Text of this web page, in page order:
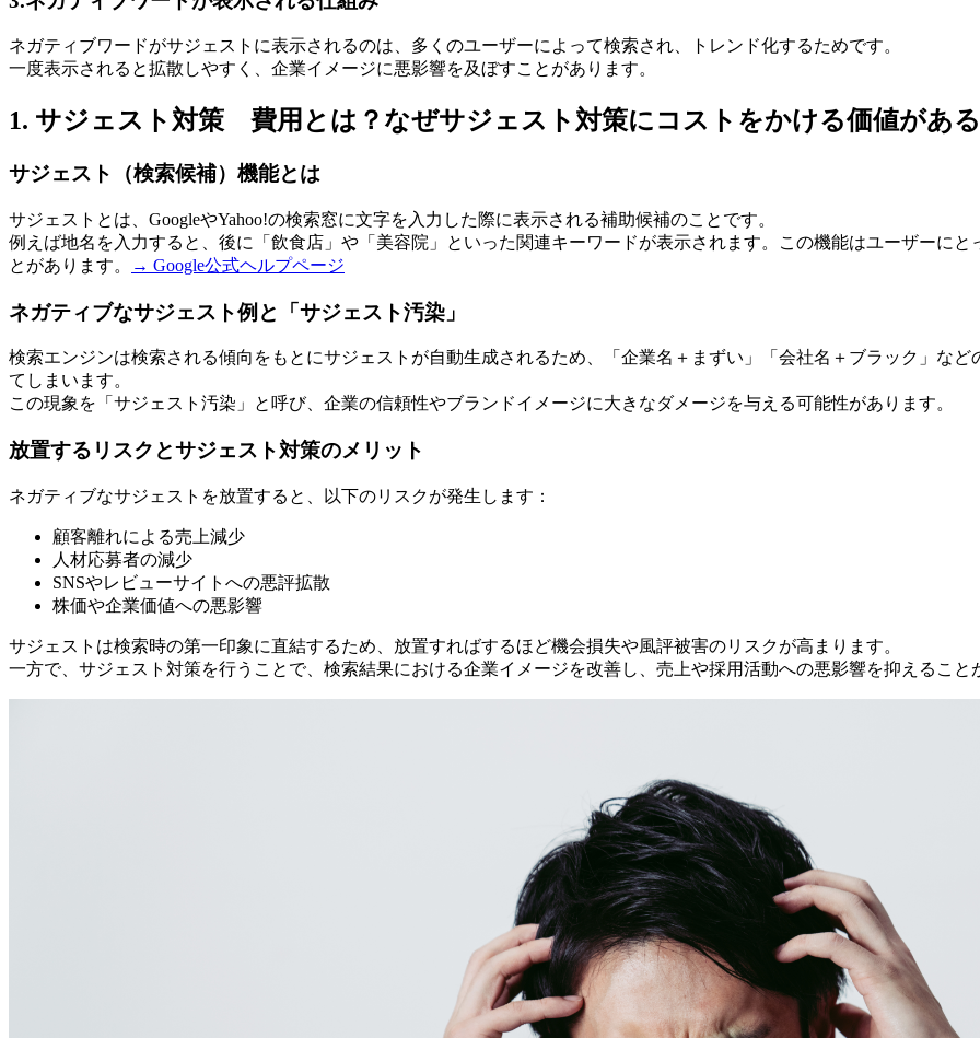
ネガティブワードがサジェストに表示されるのは、多くのユーザーによって検索され、トレンド化するためです。
一度表示されると拡散しやすく、企業イメージに悪影響を及ぼすことがあります。
1. サジェスト対策 費用とは？なぜサジェスト対策にコストをかける価値があ
サジェスト（検索候補）機能とは
サジェストとは、GoogleやYahoo!の検索窓に文字を入力した際に表示される補助候補のことです。
例えば地名を入力すると、後に「飲食店」や「美容院」といった関連キーワードが表示されます。この機能はユーザーに
とがあります。
→ Google公式ヘルプページ
ネガティブなサジェスト例と「サジェスト汚染」
検索エンジンは検索される傾向をもとにサジェストが自動生成されるため、「企業名＋まずい」「会社名＋ブラック」な
てしまいます。
この現象を「サジェスト汚染」と呼び、企業の信頼性やブランドイメージに大きなダメージを与える可能性があります。
放置するリスクとサジェスト対策のメリット
ネガティブなサジェストを放置すると、以下のリスクが発生します：
顧客離れによる売上減少
人材応募者の減少
SNSやレビューサイトへの悪評拡散
株価や企業価値への悪影響
サジェストは検索時の第一印象に直結するため、放置すればするほど機会損失や風評被害のリスクが高まります。
一方で、サジェスト対策を行うことで、検索結果における企業イメージを改善し、売上や採用活動への悪影響を抑えること